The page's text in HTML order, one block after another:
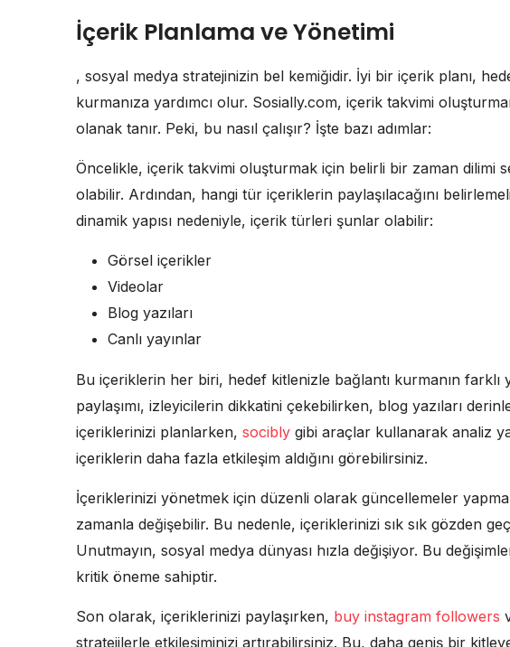
İçerik Planlama ve Yönetimi
, sosyal medya stratejinizin bel kemiğidir. İyi bir içerik planı,
kurmanıza yardımcı olur. Sosially.com, içerik takvimi
olanak tanır. Peki, bu nasıl çalışır? İşte bazı adımlar:
Öncelikle, içerik takvimi oluşturmak için belirli bir zaman dilimi
olabilir. Ardından, hangi tür içeriklerin paylaşılacağını
dinamik yapısı nedeniyle, içerik türleri şunlar olabilir:
Görsel içerikler
Videolar
Blog yazıları
Canlı yayınlar
Bu içeriklerin her biri, hedef kitlenizle bağlantı kurmanın farklı
paylaşımı, izleyicilerin dikkatini çekebilirken, blog yazıları
içeriklerinizi planlarken, socibly gibi araçlar kullanarak analiz
içeriklerin daha fazla etkileşim aldığını görebilirsiniz.
İçeriklerinizi yönetmek için düzenli olarak güncellemeler
zamanla değişebilir. Bu nedenle, içeriklerinizi sık sık gözden
Unutmayın, sosyal medya dünyası hızla değişiyor. Bu
kritik öneme sahiptir.
Son olarak, içeriklerinizi paylaşırken, buy instagram followers
stratejilerle etkileşiminizi artırabilirsiniz. Bu, daha geniş bir